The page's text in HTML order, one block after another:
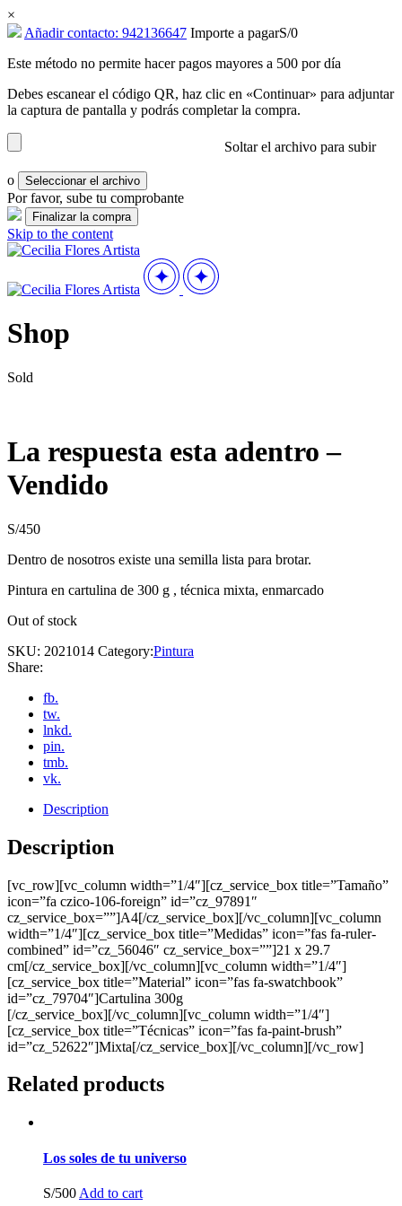
×
Añadir contacto: 942136647 Importe a pagarS/0
Este método no permite hacer pagos mayores a 500 por día
Debes escanear el código QR, haz clic en «Continuar» para adjuntar
la captura de pantalla y podrás completar la compra.
Soltar el archivo para subir
o Seleccionar el archivo
Por favor, sube tu comprobante
Skip to the content
Shop
Sold
La respuesta esta adentro –
Vendido
S/450
Dentro de nosotros existe una semilla lista para brotar.
Pintura en cartulina de 300 g , técnica mixta, enmarcado
Out of stock
SKU: 2021014 Category:Pintura
Share:
fb.
tw.
lnkd.
pin.
tmb.
vk.
Description
Description
[vc_row][vc_column width=”1/4″][cz_service_box title=”Tamaño”
icon=”fa czico-106-foreign” id=”cz_97891″
cz_service_box=””]A4[/cz_service_box][/vc_column][vc_column
width=”1/4″][cz_service_box title=”Medidas” icon=”fas fa-ruler-
combined” id=”cz_56046″ cz_service_box=””]21 x 29.7
cm[/cz_service_box][/vc_column][vc_column width=”1/4″]
[cz_service_box title=”Material” icon=”fas fa-swatchbook”
id=”cz_79704″]Cartulina 300g
[/cz_service_box][/vc_column][vc_column width=”1/4″]
[cz_service_box title=”Técnicas” icon=”fas fa-paint-brush”
id=”cz_52622″]Mixta[/cz_service_box][/vc_column][/vc_row]
Related products
Los soles de tu universo
S/500 Add to cart